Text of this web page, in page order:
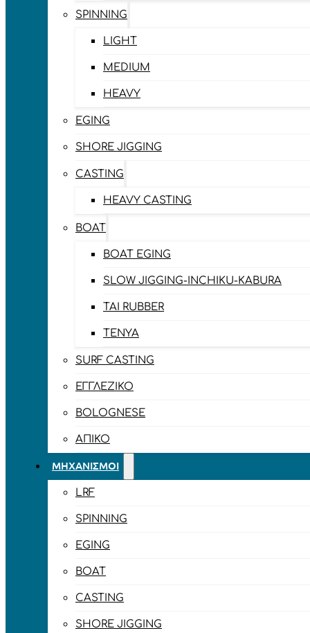
SPINNING
LIGHT
MEDIUM
HEAVY
EGING
SHORE JIGGING
CASTING
HEAVY CASTING
BOAT
BOAT EGING
SLOW JIGGING-INCHIKU-KABURA
TAI RUBBER
TENYA
SURF CASTING
ΕΓΓΛΈΖΙΚΟ
BOLOGNESE
ΑΠΊΚΟ
ΜΗΧΑΝΙΣΜΟΊ
LRF
SPINNING
EGING
BOAT
CASTING
SHORE JIGGING